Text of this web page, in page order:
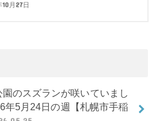
月27日
園のスズランが咲いていまし
年5月24日の週【札幌市手稲